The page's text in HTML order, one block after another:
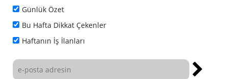
Günlük Özet
Bu Hafta Dikkat Çekenler
Haftanın İş İlanları